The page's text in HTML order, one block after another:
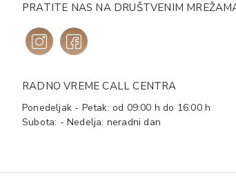
PRATITE NAS NA DRUŠTVENIM
RADNO VREME CALL CENTRA
Ponedeljak - Petak: od 09:00 h do 16:00 h
Subota: - Nedelja: neradni dan